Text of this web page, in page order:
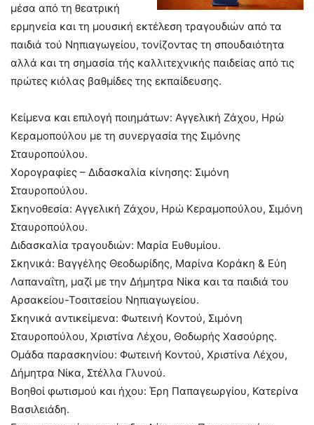
μέσα από τη θεατρική
ερμηνεία και τη μουσική εκτέλεση τραγουδιών από τα
παιδιά τού Νηπιαγωγείου, τονίζοντας τη σπουδαιότητα
αλλά και τη σημασία τής καλλιτεχνικής παιδείας από τις
πρώτες κιόλας βαθμίδες της εκπαίδευσης.
Κείμενα και επιλογή ποιημάτων: Αγγελική Ζάχου, Ηρώ
Κεραμοπούλου με τη συνεργασία της Σιμόνης
Σταυροπούλου.
Χορογραφίες – Διδασκαλία κίνησης: Σιμόνη
Σταυροπούλου.
Σκηνοθεσία: Αγγελική Ζάχου, Ηρώ Κεραμοπούλου, Σιμόνη
Σταυροπούλου.
Διδασκαλία τραγουδιών: Μαρία Ευθυμίου.
Σκηνικά: Βαγγέλης Θεοδωρίδης, Μαρίνα Κοράκη & Εύη
Λαπαναΐτη, μαζί με την Δήμητρα Νίκα και τα παιδιά του
Αρσακείου-Τοσιτσείου Νηπιαγωγείου.
Σκηνικά αντικείμενα: Φωτεινή Κοντού, Σιμόνη
Σταυροπούλου, Χριστίνα Λέχου, Θοδωρής Χασούρης.
Ομάδα παρασκηνίου: Φωτεινή Κοντού, Χριστίνα Λέχου,
Δήμητρα Νίκα, Στέλλα Γλυνού.
Βοηθοί φωτισμού και ήχου: Έρη Παπαγεωργίου, Κατερίνα
Βασιλειάδη.